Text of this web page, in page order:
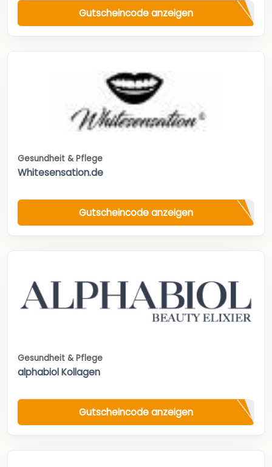
Gutscheincode anzeigen
Gesundheit & Pflege
Whitesensation.de
Gutscheincode anzeigen
Gesundheit & Pflege
alphabiol Kollagen
Gutscheincode anzeigen